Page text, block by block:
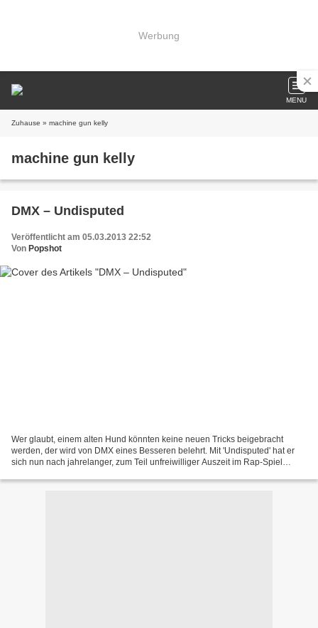
Werbung
MENU
Zuhause » machine gun kelly
machine gun kelly
DMX – Undisputed
Veröffentlicht am 05.03.2013 22:52
Von Popshot
Wer glaubt, einem alten Hund könnten keine neuen Tricks beigebracht
werden, der wird von DMX eines Besseren belehrt. Mit 'Undisputed' hat er
sich nun nach jahrelanger, zum Teil unfreiwilliger Auszeit im Rap-Spiel